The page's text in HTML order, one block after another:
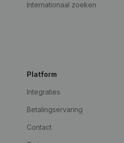
Internationaal zoeken
Platform
Integraties
Betalingservaring
Contact